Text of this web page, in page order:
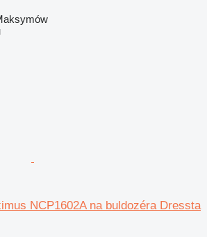
NCP1602A na buldozéra Dressta